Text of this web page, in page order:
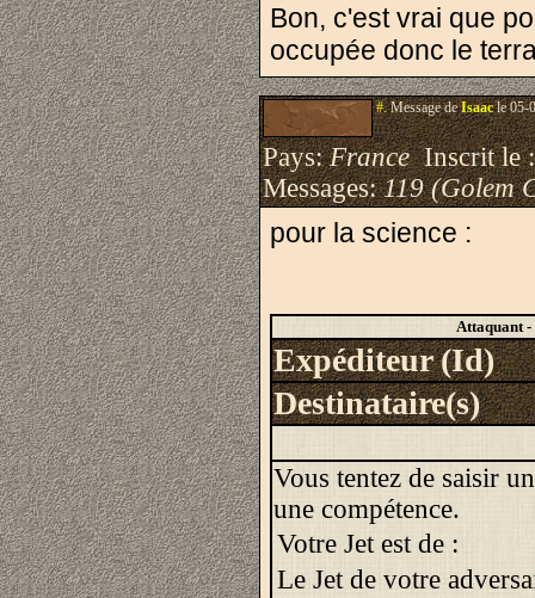
Bon, c'est vrai que
occupée donc le
#.Message deIsaacle 05-
Pays:FranceInscrit le
Messages:119 (Golem
pour la science :
Attaquant -
Expéditeur (Id)
Destinataire(s)
Vous tentez de saisir
une compétence.
Votre Jet est de :
Le Jet de votre